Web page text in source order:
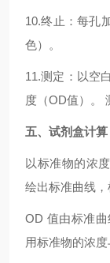
10.终止：每孔
色）。
11.测定：以空
度（OD值）。
五、试剂盒计算
以标准物的浓
绘出标准曲线
OD 值由标准
用标准物的浓